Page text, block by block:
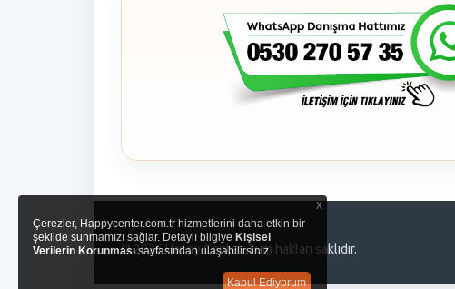
© 2026 Happy Center. Tüm hakları saklıdır.
x
Çerezler, Happycenter.com.tr hizmetlerini daha etkin bir
şekilde sunmamızı sağlar. Detaylı bilgiye Kişisel
Verilerin Korunmasısayfasından ulaşabilirsiniz.
Kabul Ediyorum